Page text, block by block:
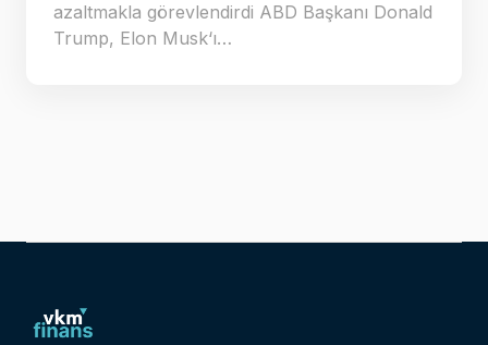
azaltmakla görevlendirdi ABD Başkanı Donald
Trump, Elon Musk‘ı…